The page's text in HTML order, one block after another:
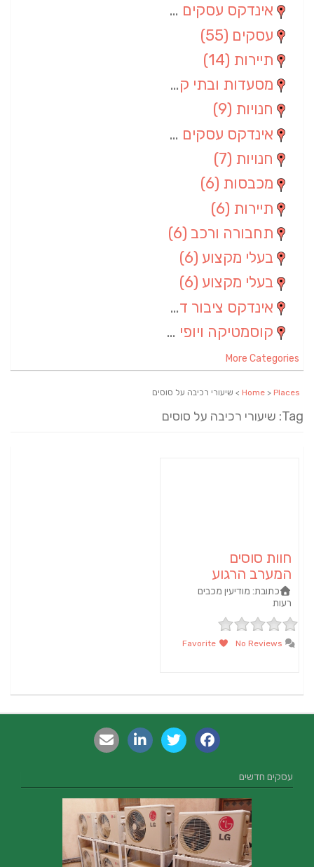
אינדקס עסקים מרחבי
עסקים (55)
תיירות (14)
מסעדות ובתי קפה
חנויות (9)
אינדקס עסקים ארצי
חנויות (7)
מכבסות (6)
תיירות (6)
תחבורה ורכב (6)
בעלי מקצוע (6)
בעלי מקצוע (6)
אינדקס ציבור דתי
קוסמטיקה ויופי (4)
More Categories
Home > Places > שיעורי רכיבה על סוסים
Tag: שיעורי רכיבה על סוסים
חוות סוסים
המערב הרגוע
כתובת: מודיעין מכבים
רעות
עסקים חדשים